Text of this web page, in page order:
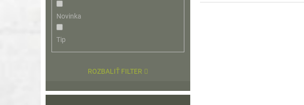
Novinka
Tip
ROZBALIŤ FILTER